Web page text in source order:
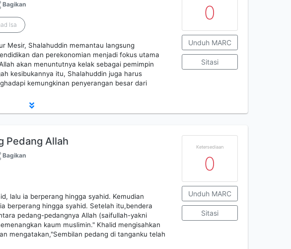
Bagikan
Isa
Mesir, Shalahuddin memantau langsung
dan perekonomian menjadi fokus utama
akan menuntutnya kelak sebagai pemimpin
kesibukannya itu, Shalahuddin juga harus
kemungkinan penyerangan besar dari
0
Unduh MARC
Sitasi
Pedang Allah
Bagikan
lalu ia berperang hingga syahid. Kemudian
berperang hingga syahid. Setelah itu,bendera
pedang-pedangnya Allah (saifullah-yakni
kaum muslimin." Khalid mengisahkan
mengatakan,"Sembilan pedang di tanganku telah
Ketersediaan
0
Unduh MARC
Sitasi